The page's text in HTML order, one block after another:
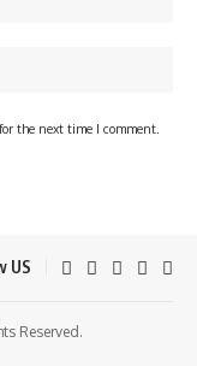
the next time I comment.
US
Reserved.